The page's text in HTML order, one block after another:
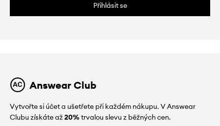
Přihlásit se
Answear Club
Vytvořte si účet a ušetřete při každém nákupu. V Answear
Clubu získáte až20%trvalou slevu z běžných cen.